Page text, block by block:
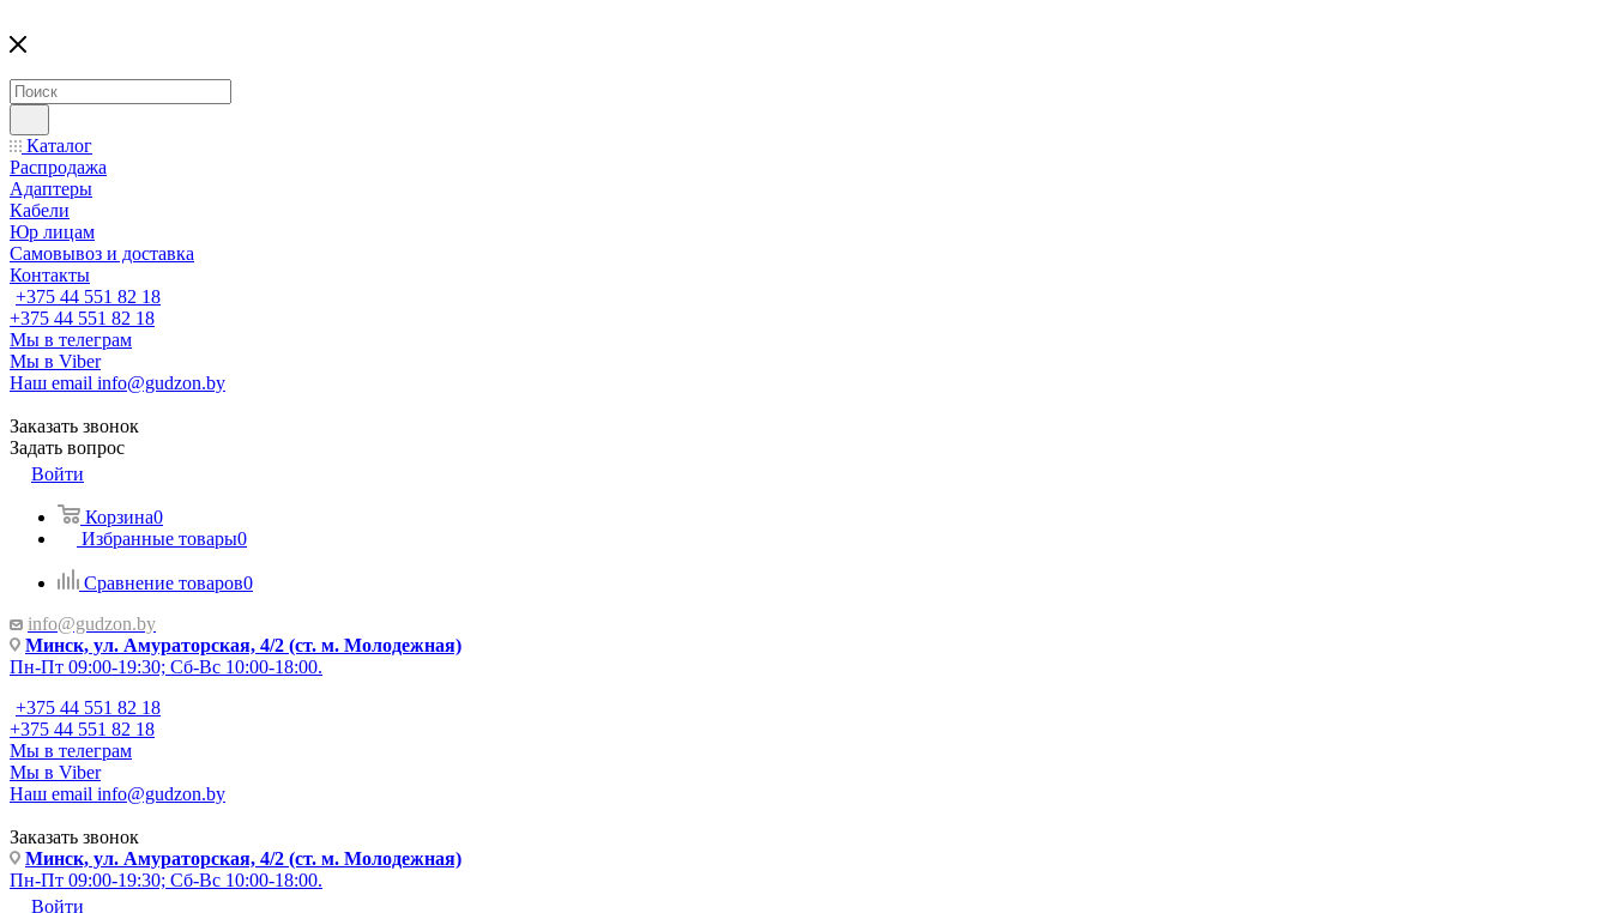
Каталог
Распродажа
Адаптеры
Кабели
Юр лицам
Самовывоз и доставка
Контакты
+375 44 551 82 18
+375 44 551 82 18
Мы в телеграм
Мы в Viber
Наш email info@gudzon.by
Заказать звонок
Задать вопрос
Войти
Корзина0
Избранные товары0
Сравнение товаров0
info@gudzon.by
Минск, ул. Амураторская, 4/2 (ст. м. Молодежная)
Пн-Пт 09:00-19:30; Сб-Вс 10:00-18:00.
+375 44 551 82 18
+375 44 551 82 18
Мы в телеграм
Мы в Viber
Наш email info@gudzon.by
Заказать звонок
Минск, ул. Амураторская, 4/2 (ст. м. Молодежная)
Пн-Пт 09:00-19:30; Сб-Вс 10:00-18:00.
Войти